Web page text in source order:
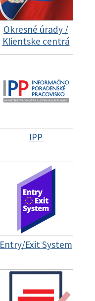
Okresné úrady /
Klientske centrá
IPP
Entry/Exit System